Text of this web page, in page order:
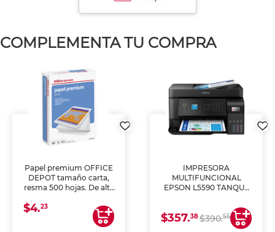
COMPLEMENTA TU COMPRA
Papel premium OFFICE
DEPOT tamaño carta,
resma 500 hojas. De alta
uniforme, ideal para
impresoras de inyección
de tinta y láser,
$4.23
IMPRESORA
MULTIFUNCIONAL
EPSON L5590 TANQUE
COPIA Y ESCANEA)
$357.38$390.55